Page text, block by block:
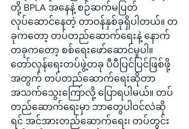
တို့ BPLA အနေနဲ့ စဉ်ဆက်မပြတ်
လုပ်ဆောင်နေတဲ့ တာဝန်နှစ်ခုရှိပါတယ်။ တ
ခုကတော့ တပ်တည်ဆောက်ရေးနဲ့ နောက်
တခုကတော့ စစ်ရေးဖော်ဆောင်မှုပါ။
တော်လှန်ရေးတပ်ဖွဲ့တခု ပီပီပြင်ပြင်ဖြစ်ဖို့
အတွက် တပ်တည်ဆောက်ရေးဆိုတာ
အသက်သွေးကြောလို့ ပြောရပါမယ်။ တပ်
တည်ဆောက်ရေးမှာ ဘာတွေပါဝင်လဲဆို
ရင် အင်အားတည်ဆောက်ရေး၊ တပ်တွင်း